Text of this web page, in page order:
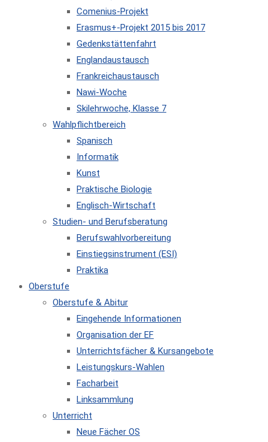
Comenius-Projekt
Erasmus+-Projekt 2015 bis 2017
Gedenkstättenfahrt
Englandaustausch
Frankreichaustausch
Nawi-Woche
Skilehrwoche, Klasse 7
Wahlpflichtbereich
Spanisch
Informatik
Kunst
Praktische Biologie
Englisch-Wirtschaft
Studien- und Berufsberatung
Berufswahlvorbereitung
Einstiegsinstrument (ESI)
Praktika
Oberstufe
Oberstufe & Abitur
Eingehende Informationen
Organisation der EF
Unterrichtsfächer & Kursangebote
Leistungskurs-Wahlen
Facharbeit
Linksammlung
Unterricht
Neue Fächer OS